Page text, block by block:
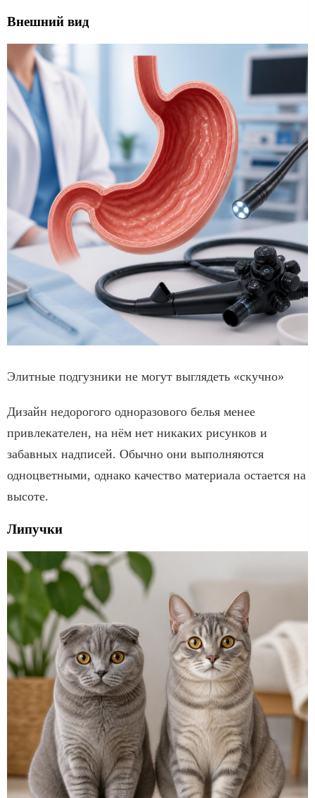
Внешний вид
Элитные подгузники не могут выглядеть «скучно»
Дизайн недорогого одноразового белья менее
привлекателен, на нём нет никаких рисунков и
забавных надписей. Обычно они выполняются
одноцветными, однако качество материала остается на
высоте.
Липучки